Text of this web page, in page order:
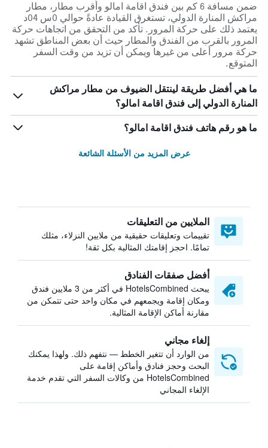
ضمن مسافة 6 كم بين فندق اقامة امالو وأقرب مطار، مطار
مراكش المنارة الدولي، تستغرق القيادة عادةً حوالي 0س 04د
يعتمد ذلك على حركة المرور. تأكد من التحقق من اتجاهات حركة
المرور بالقرب من الفندق والمطار حيث أن بعض المناطق تشهد
حركة مرور أعلى من غيرها ويمكن أن تزيد من وقت السفر
المتوقع.
ما هي أفضل طريقة لينتقل الضيوف من مطار مراكش
المنارة الدولي إلى فندق اقامة امالو؟
ما هو رقم هاتف فندق اقامة امالو؟
عرض المزيد من الأسئلة الشائعة
الملايين من التعليقات
تقييمات وتعليقات حقيقية من ملايين النزلاء، مثلك
تمامًا. احجز إقامتك المثالية بكل ثقة!
أفضل صفقات الفنادق
يبحث HotelsCombined في أكثر من 3 ملايين فندق
ومكان إقامة ويجمعهم في مكان واحد حتى تتمكن من
مقارنة أماكن الإقامة المثالية.
إلغاء مجاني
من الوارد أن تتغير الخطط — نتفهم ذلك. ولهذا يمكنك
البحث وحجز فنادق وأماكن إقامة على
HotelsCombined من وكالات السفر التي تقدم خدمة
الإلغاء المجاني